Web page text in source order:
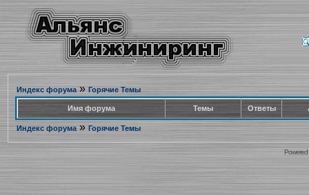
Индекс форума» Горячие Темы
Имя форума Темы Ответы
Индекс форума» Горячие Темы